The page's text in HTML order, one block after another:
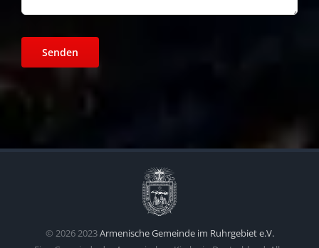
© 2026 2023Armenische Gemeinde im Ruhrgebiet e.V.